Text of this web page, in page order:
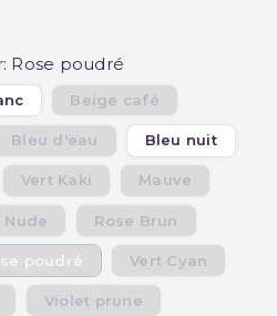
Rose poudré
Beige café
Bleu d'eau Bleu nuit
Vert Kaki Mauve
Nude Rose Brun
poudré Vert Cyan
Violet prune